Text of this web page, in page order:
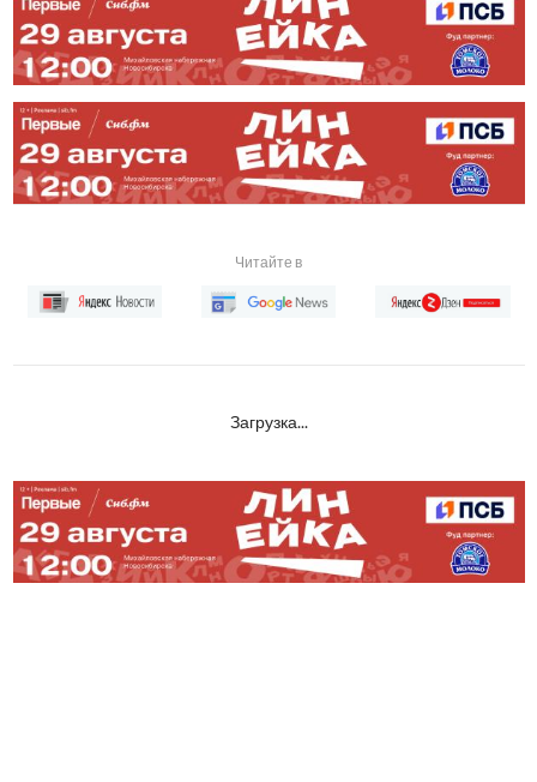
Читайте в
Загрузка...